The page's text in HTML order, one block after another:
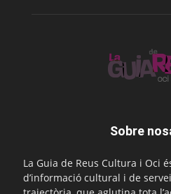
Sobre
La Guia de Reus Cultura i Oci
d’informació cultural i de